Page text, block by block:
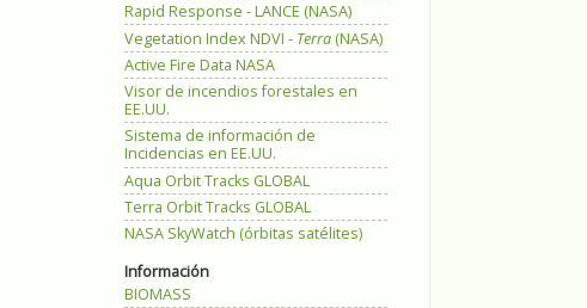
Rapid Response - LANCE (NASA)
Vegetation Index NDVI - Terra (NASA)
Active Fire Data NASA
Visor de incendios forestales en
EE.UU.
Sistema de información de
Incidencias en EE.UU.
Aqua Orbit Tracks GLOBAL
Terra Orbit Tracks GLOBAL
NASA SkyWatch (órbitas satélites)
Información
BIOMASS